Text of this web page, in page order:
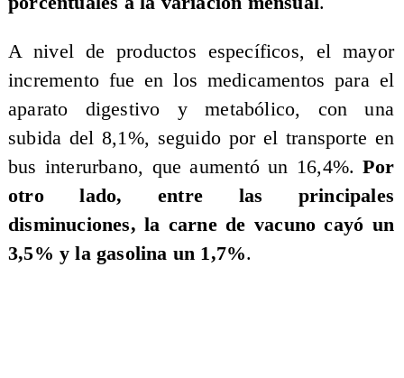
A nivel de productos específicos, el mayor
incremento fue en los medicamentos para el
aparato digestivo y metabólico, con una
subida del 8,1%, seguido por el transporte en
bus interurbano, que aumentó un 16,4%.Por
otro lado, entre las principales
disminuciones, la carne de vacuno cayó un
3,5% y la gasolina un 1,7%.